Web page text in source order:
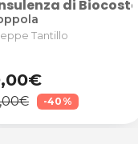
Individuale o
di
Tantillo
-40%